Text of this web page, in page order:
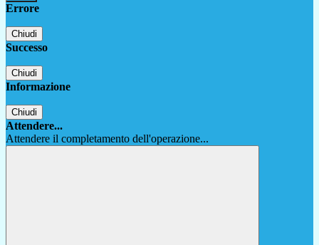
Errore
Chiudi
Successo
Chiudi
Informazione
Chiudi
Attendere...
Attendere il completamento dell'operazione...